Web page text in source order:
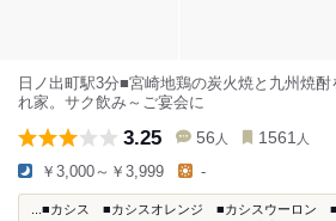
日ノ出町駅3分■宮崎地鶏の炭火焼と九州焼
れ家。サク飲み～ご宴会に
3.25 56 人 1561 人
￥3,000～￥3,999 -
...■カシス ■カシスオレンジ ■カシスウーロン ■